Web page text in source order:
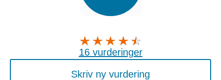
16 vurderinger
Skriv ny vurdering